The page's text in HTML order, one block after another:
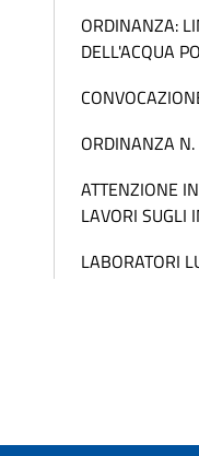
ORDINANZA:
DELL'ACQUA
ORDINANZA
ATTENZIONE
LAVORI SUGLI
LABORATORI